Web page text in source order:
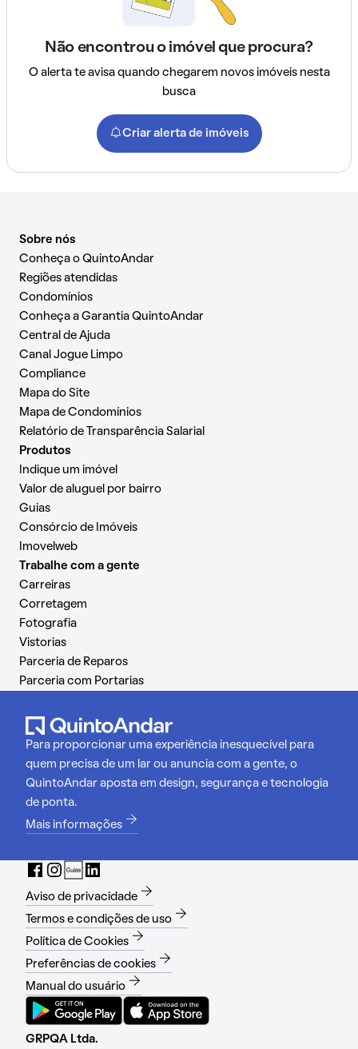
Não encontrou o imóvel que procura?
O alerta te avisa quando chegarem novos imóveis nesta
busca
Criar alerta de imóveis
Sobre nós
Conheça o QuintoAndar
Regiões atendidas
Condomínios
Conheça a Garantia QuintoAndar
Central de Ajuda
Canal Jogue Limpo
Compliance
Mapa do Site
Mapa de Condomínios
Relatório de Transparência Salarial
Produtos
Indique um imóvel
Valor de aluguel por bairro
Guias
Consórcio de Imóveis
Imovelweb
Trabalhe com a gente
Carreiras
Corretagem
Fotografia
Vistorias
Parceria de Reparos
Parceria com Portarias
Para proporcionar uma experiência inesquecível para
quem precisa de um lar ou anuncia com a gente, o
QuintoAndar aposta em design, segurança e tecnologia
de ponta.
Mais informações
Aviso de privacidade
Termos e condições de uso
Política de Cookies
Preferências de cookies
Manual do usuário
GRPQA Ltda.